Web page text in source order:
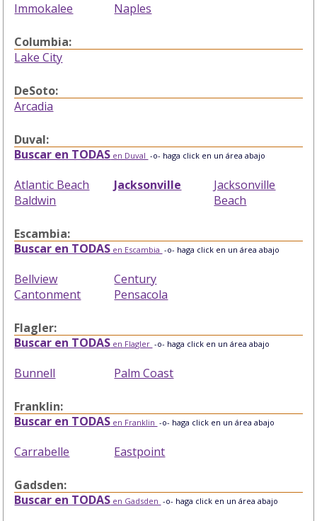
Immokalee Naples
Columbia:
Lake City
DeSoto:
Arcadia
Duval:
Buscar en TODAS en Duval -o- haga click en un área abajo
Atlantic Beach
Baldwin
Jacksonville
Jacksonville
Beach
Escambia:
Buscar en TODAS en Escambia -o- haga click en un área abajo
Bellview
Cantonment
Century
Pensacola
Flagler:
Buscar en TODAS en Flagler -o- haga click en un área abajo
Bunnell Palm Coast
Franklin:
Buscar en TODAS en Franklin -o- haga click en un área abajo
Carrabelle Eastpoint
Gadsden:
Buscar en TODAS en Gadsden -o- haga click en un área abajo